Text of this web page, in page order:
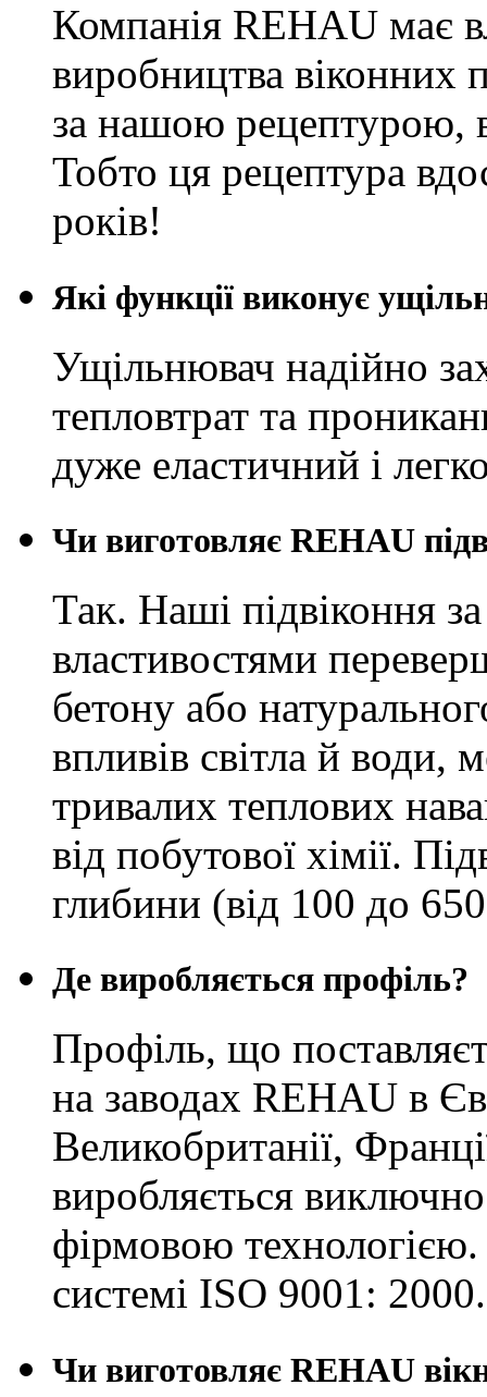
Компанія REHAU має
виробництва віконних
за нашою рецептурою,
Тобто ця рецептура
років!
Які функції виконує
Ущільнювач надійно
тепловтрат та
дуже еластичний і
Чи виготовляє REHAU
Так. Наші підвіконня
властивостями
бетону або
впливів світла й води,
тривалих теплових
від побутової хімії.
глибини (від 100 до
Де виробляється профіль?
Профіль, що
на заводах REHAU в
Великобританії,
виробляється
фірмовою технологією.
системі ISO 9001: 2000.
Чи виготовляє REHAU